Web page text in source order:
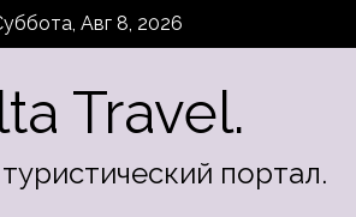
Авг 8, 2026
Travel.
портал.